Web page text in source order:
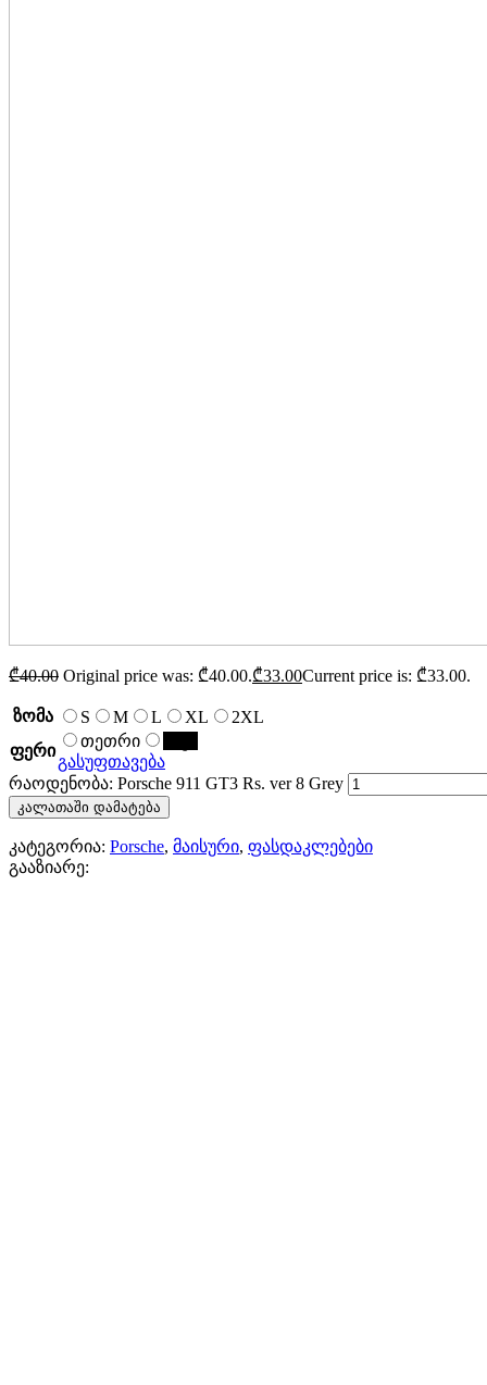
₾40.00 Original price was: ₾40.00.₾33.00Current price is: ₾33.00.
ზომა S M L XL
2XL
ფერი
თეთრი
გასუფთავება
რაოდენობა: Porsche 911 GT3 Rs. ver 8 Grey
კალათაში დამატება
კატეგორია: Porsche, მაისური, ფასდაკლებები
გააზიარე: